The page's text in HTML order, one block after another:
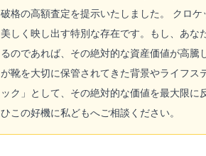
破格の高額査定を提示いたしました。 クロ
美しく映し出す特別な存在です。もし、あ
るのであれば、その絶対的な資産価値が高
が靴を大切に保管されてきた背景やライフス
ック」として、その絶対的な価値を最大限
ひこの好機に私どもへご相談ください。